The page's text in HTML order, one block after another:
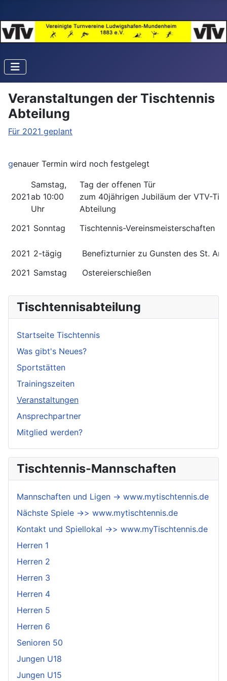
Tischtennisabteilung
Startseite Tischtennis
Was gibt's Neues?
Sportstätten
Trainingszeiten
Veranstaltungen
Ansprechpartner
Mitglied werden?
Tischtennis-Mannschaften
Mannschaften und Ligen -> www.mytischtennis.de
Nächste Spiele ->> www.mytischtennis.de
Kontakt und Spiellokal ->> www.myTischtennis.de
Herren 1
Herren 2
Herren 3
Herren 4
Herren 5
Herren 6
Senioren 50
Jungen U18
Jungen U15
Veranstaltungen der Tischtennis
Abteilung
Für 2021 geplant
genauer Termin wird noch festgelegt
2021
Samstag,
ab 10:00
Uhr
Tag der offenen Tür
zum 40jährigen Jubiläum der VTV-
Abteilung
2021 Sonntag Tischtennis-Vereinsmeisterschaften
2021 2-tägig
Benefizturnier zu Gunsten des St.
2021 Samstag Ostereierschießen